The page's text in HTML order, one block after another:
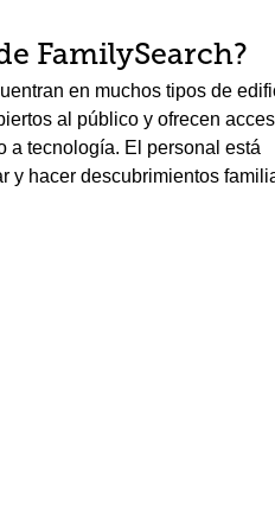
FamilySearch?
en muchos tipos de
al público y ofrecen
a tecnología. El personal está
y hacer descubrimientos